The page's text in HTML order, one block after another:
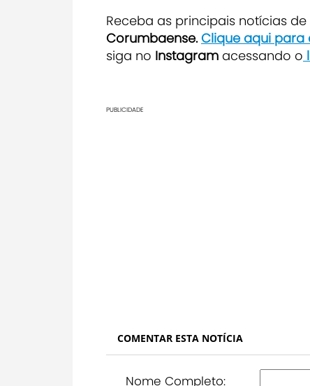
Receba as principais notícias
Corumbaense.Clique aqui para
siga no Instagram acessando o
PUBLICIDADE
COMENTAR ESTA NOTÍCIA
Nome Completo: